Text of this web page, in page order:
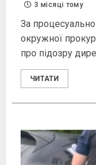
3 місяці тому
За
окружної
про підозру
ЧИТАТИ